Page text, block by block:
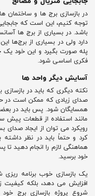
در بازسازی برج‌ ها و ساختمان‌
توجه کنیم، این است که
باشد. در بسیاری از برج‌ ها
دارد ولی در بسیاری از برج‌ها
پله صورت بگیرد و این خود
فکری اساسی شود.
آسایش دیگر واحد ها
نکته دیگری که باید در
صدای زیادی که ممکن است در
همسایگان شود. پس باید در
مانند استفاده از قطعات پیش
رویکرد می توان از ایجاد
کرد و حتماً باید در نظر
هماهنگی لازم را انجام دهید تا
خود برسید.
یک بازسازی خوب برنامه
افزایش می دهد، بلکه کیفیت
شروع پروژه بازسازی برج